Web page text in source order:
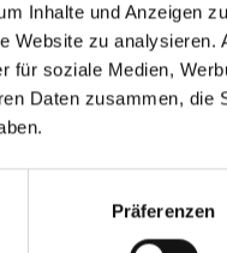
Inhalte und Anzeigen
Website zu
für soziale Medien,
Daten zusammen, die
Präferenzen
Werde ein
und